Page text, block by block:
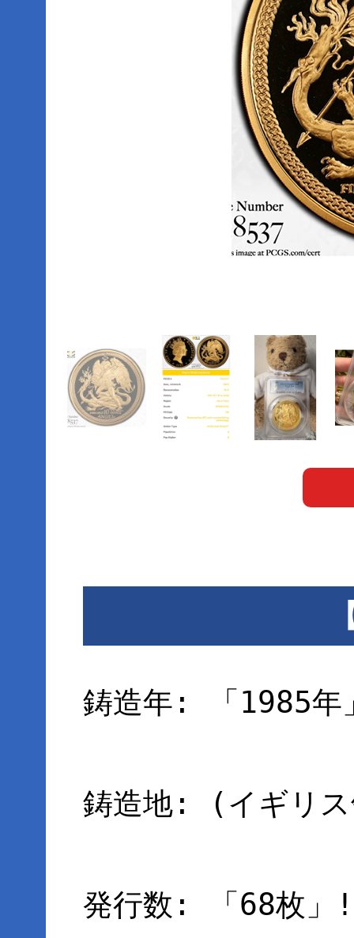
鋳造年: 「1985年
鋳造地: (イギリ
発行数: 「68枚